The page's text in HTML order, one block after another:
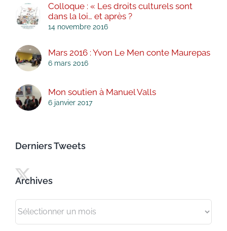
Colloque : « Les droits culturels sont
dans la loi… et après ?
14 novembre 2016
Mars 2016 : Yvon Le Men conte Maurepas
6 mars 2016
Mon soutien à Manuel Valls
6 janvier 2017
Derniers Tweets
Archives
Archives